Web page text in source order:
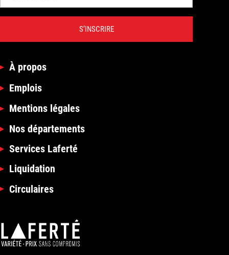
S’INSCRIRE
À propos
Emplois
Mentions légales
Nos départements
Services Laferté
Liquidation
Circulaires